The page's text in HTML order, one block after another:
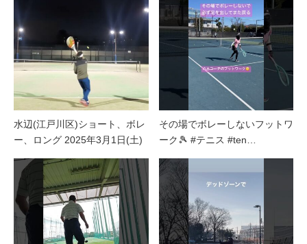
水辺(江戸川区)ショート、ボレ
ー、ロング 2025年3月1日(土)
その場でボレーしないフットワ
ーク🎾 #テニス #ten…